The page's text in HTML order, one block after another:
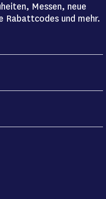
Messen, neue
Rabattcodes und mehr.